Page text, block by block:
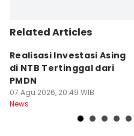
Related Articles
Realisasi Investasi Asing
di NTB Tertinggal dari
PMDN
07 Agu 2026, 20:49 WIB
News